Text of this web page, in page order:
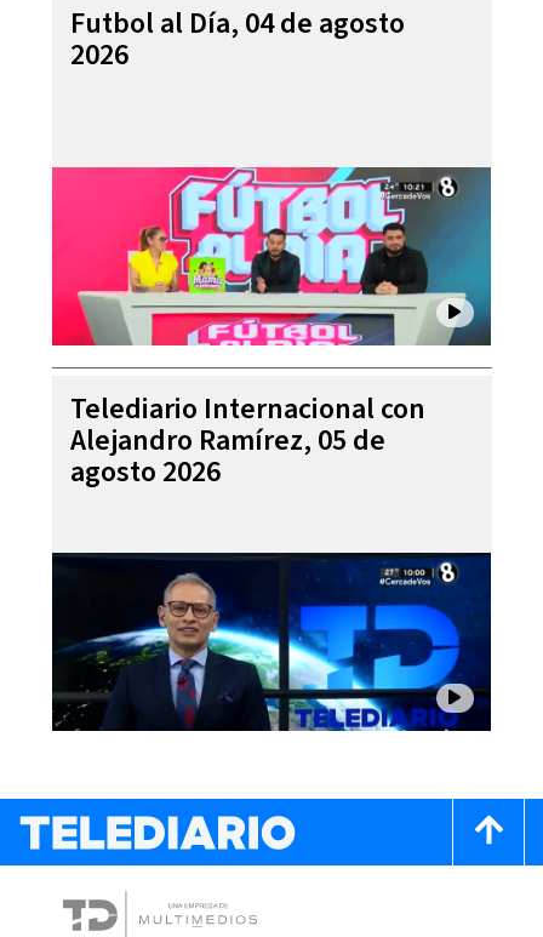
Futbol al Día, 04 de agosto
2026
Telediario Internacional con
Alejandro Ramírez, 05 de
agosto 2026